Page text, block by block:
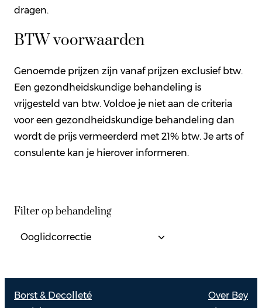
dragen.
BTW voorwaarden
Genoemde prijzen zijn vanaf prijzen exclusief btw.
Een gezondheidskundige behandeling is
vrijgesteld van btw. Voldoe je niet aan de criteria
voor een gezondheidskundige behandeling dan
wordt de prijs vermeerderd met 21% btw. Je arts of
consulente kan je hierover informeren.
Filter op behandeling
Borst & Decolleté
Over Bey